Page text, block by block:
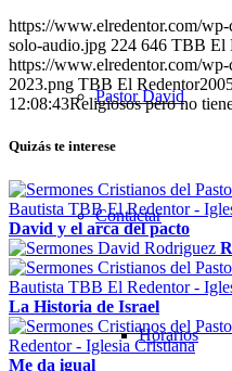
Pastor David
Contactar
Horarios
https://www.elredentor.com/
solo-audio.jpg 224 646 TBB El
https://www.elredentor.com/
2023.png TBB El Redentor
12:08:43Religiosos pero no
Quizás te interese
David y el arca del pacto
La Historia de Israel
Me da igual